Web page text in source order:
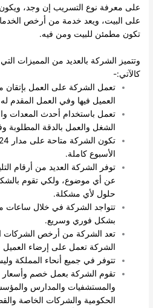
على معرفة نوع التسريب إن وجد،
على البيت، ويعد خدمة من أرخص
تكون مطمئن للبيت ومن فيه.
وتتميز الشركة بالعديد من المميزات
كالآتي:-
تعمل الشركة على العمل
العميل فيها وفي العمل المقدم
تعمل باستخدام أحدث المعدات
الشغل والعمل بالدقة
الأسبوع كاملة.
توفر الشركة العديد من أرقام
عن أي موضوع، ولكي تقوم
حلول لأي مشكلة.
تتواجد الشركة في خلال ساعات
بشكل فوري وسريع.
تعد الشركة من أرخص الشركات
الشركة تعمل على إرضاء العميل
تتوفر في جميع أنحاء المملكة
تقوم الشركة بعمل خصم وأسعار
والمستشفيات والمدارس
الحكومية والشركات الخاصة